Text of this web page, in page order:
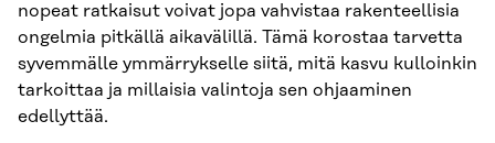
nopeat ratkaisut voivat jopa vahvistaa rakenteellisia
ongelmia pitkällä aikavälillä. Tämä korostaa tarvetta
syvemmälle ymmärrykselle siitä, mitä kasvu kulloinkin
tarkoittaa ja millaisia valintoja sen ohjaaminen
edellyttää.